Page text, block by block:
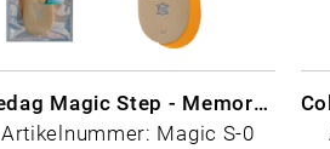
Pedag Magic Step - Memory Schaum
Artikelnummer: Magic S-0